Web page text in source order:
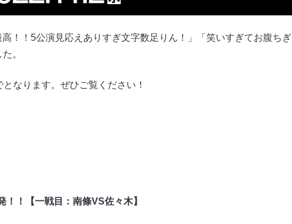
！！5公演見応えありすぎ文字数足りん！」「笑いすぎてお腹ちぎ
。
なります。ぜひご覧ください！
！【一戦目：南條VS佐々木】